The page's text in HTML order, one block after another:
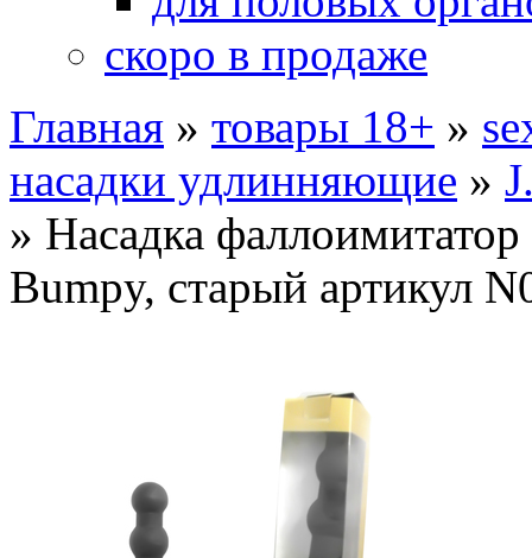
скоро в продаже
Главная » товары 18+ »
насадки удлинняющие »
» Насадка
Bumpy, старый артикул